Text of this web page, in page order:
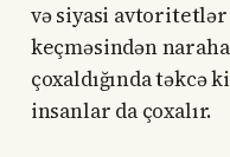
və siyasi
keçməsindən
çoxaldığında təkcə
insanlar da çoxalır.